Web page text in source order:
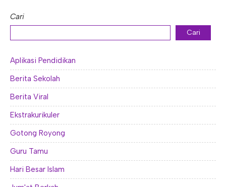
Cari
Cari
Aplikasi Pendidikan
Berita Sekolah
Berita Viral
Ekstrakurikuler
Gotong Royong
Guru Tamu
Hari Besar Islam